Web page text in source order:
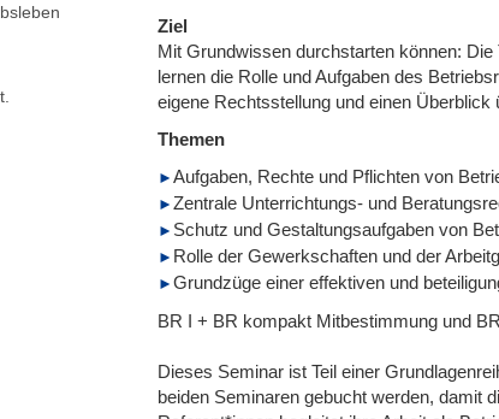
Ziel
Mit Grundwissen durchstarten können:
lernen die Rolle und Aufgaben des
eigene Rechtsstellung und einen
Themen
Aufgaben, Rechte und Pflichten von
Zentrale Unterrichtungs- und
Schutz und Gestaltungsaufgaben von
Rolle der Gewerkschaften und der
Grundzüge einer effektiven und
BR I + BR kompakt Mitbestimmung und
Dieses Seminar ist Teil einer
beiden Seminaren gebucht werden, damit